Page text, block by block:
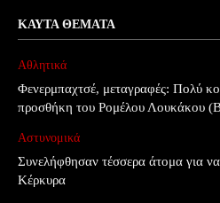
ΚΑΥΤΆ ΘΈΜΑΤΑ
Αθλητικά
Φενερμπαχτσέ, μεταγραφές: Πολύ
προσθήκη του Ρομέλου Λουκάκου
Αστυνομικά
Συνελήφθησαν τέσσερα άτομα για
Κέρκυρα